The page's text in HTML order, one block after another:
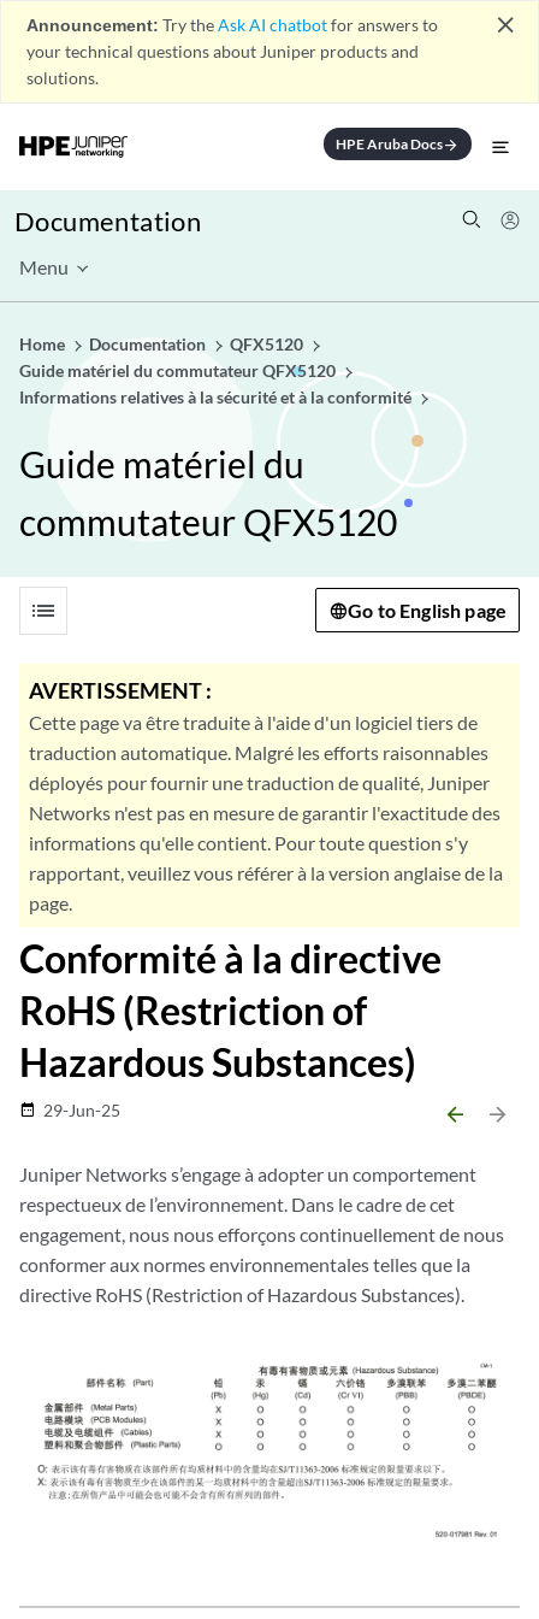
Announcement: Try theAsk AI chatbotfor answers to
your technical questions about Juniper products and
solutions.
close
HPE Aruba Docsarrow_forward
Documentation
Menu
Home Documentation
QFX5120
Guide matériel du commutateur QFX5120
Informations relatives à la sécurité et à la conformité
Guide matériel du
commutateur QFX5120
list Go to English page
AVERTISSEMENT :
Cette page va être traduite à l'aide d'un logiciel tiers de
traduction automatique. Malgré les efforts raisonnables
déployés pour fournir une traduction de qualité, Juniper
Networks n'est pas en mesure de garantir l'exactitude des
informations qu'elle contient. Pour toute question s'y
rapportant, veuillez vous référer à la version anglaise de la
page.
Conformité à la directive
RoHS (Restriction of
Hazardous Substances)
date_range 29-Jun-25 arrow_backward arrow_forward
Juniper Networks s’engage à adopter un comportement
respectueux de l’environnement. Dans le cadre de cet
engagement, nous nous efforçons continuellement de nous
conformer aux normes environnementales telles que la
directive RoHS (Restriction of Hazardous Substances).